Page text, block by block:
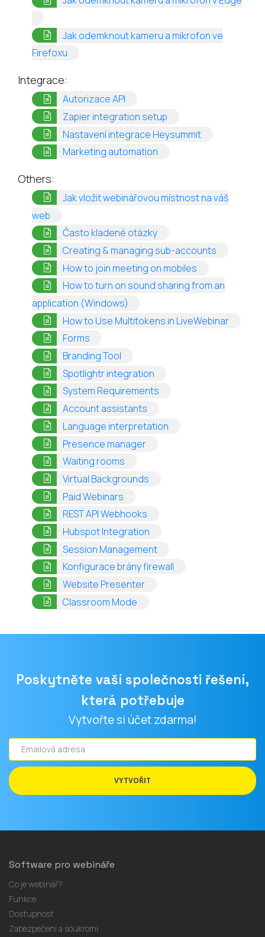
Jak odemknout kameru a mikrofon ve
Firefoxu
Integrace:
Autorizace API
Zapier integration setup
Nastavení integrace Heysummit(opens in a
Marketing automation
Others:
Jak vložit webinářovou místnost na váš
web
Často kladené otázky(opens in a new tab)
Creating & managing sub-accounts
How to join meeting on mobiles
How to turn on sound sharing from an
application (Windows)
How to Use Multitokens in LiveWebinar(opens
Forms
Branding Tool
Spotlightr integration
System Requirements
Account assistants
Language interpretation
Presence manager(opens in a new tab)
Waiting rooms
Virtual Backgrounds
Paid Webinars
REST API Webhooks
Hubspot Integration
Session Management(opens in a new tab)
Konfigurace brány firewall
Website Presenter(opens in a new tab)
Classroom Mode
Poskytněte vaší společnosti řešení,
která potřebuje
Vytvořte si účet zdarma!
Emailová
adresa
VYTVOŘIT
Software pro webináře
Co je webinář?
Funkce
Dostupnost
Zabezpečení a soukromí